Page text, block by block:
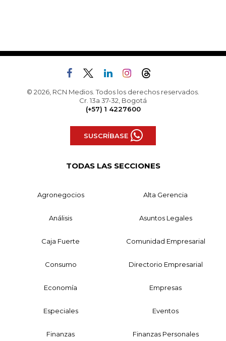
© 2026, RCN Medios. Todos los derechos reservados.
Cr. 13a 37-32, Bogotá
(+57) 1 4227600
SUSCRÍBASE
TODAS LAS SECCIONES
Agronegocios Alta Gerencia
Análisis Asuntos Legales
Caja Fuerte Comunidad Empresarial
Consumo Directorio Empresarial
Economía Empresas
Especiales Eventos
Finanzas Finanzas Personales